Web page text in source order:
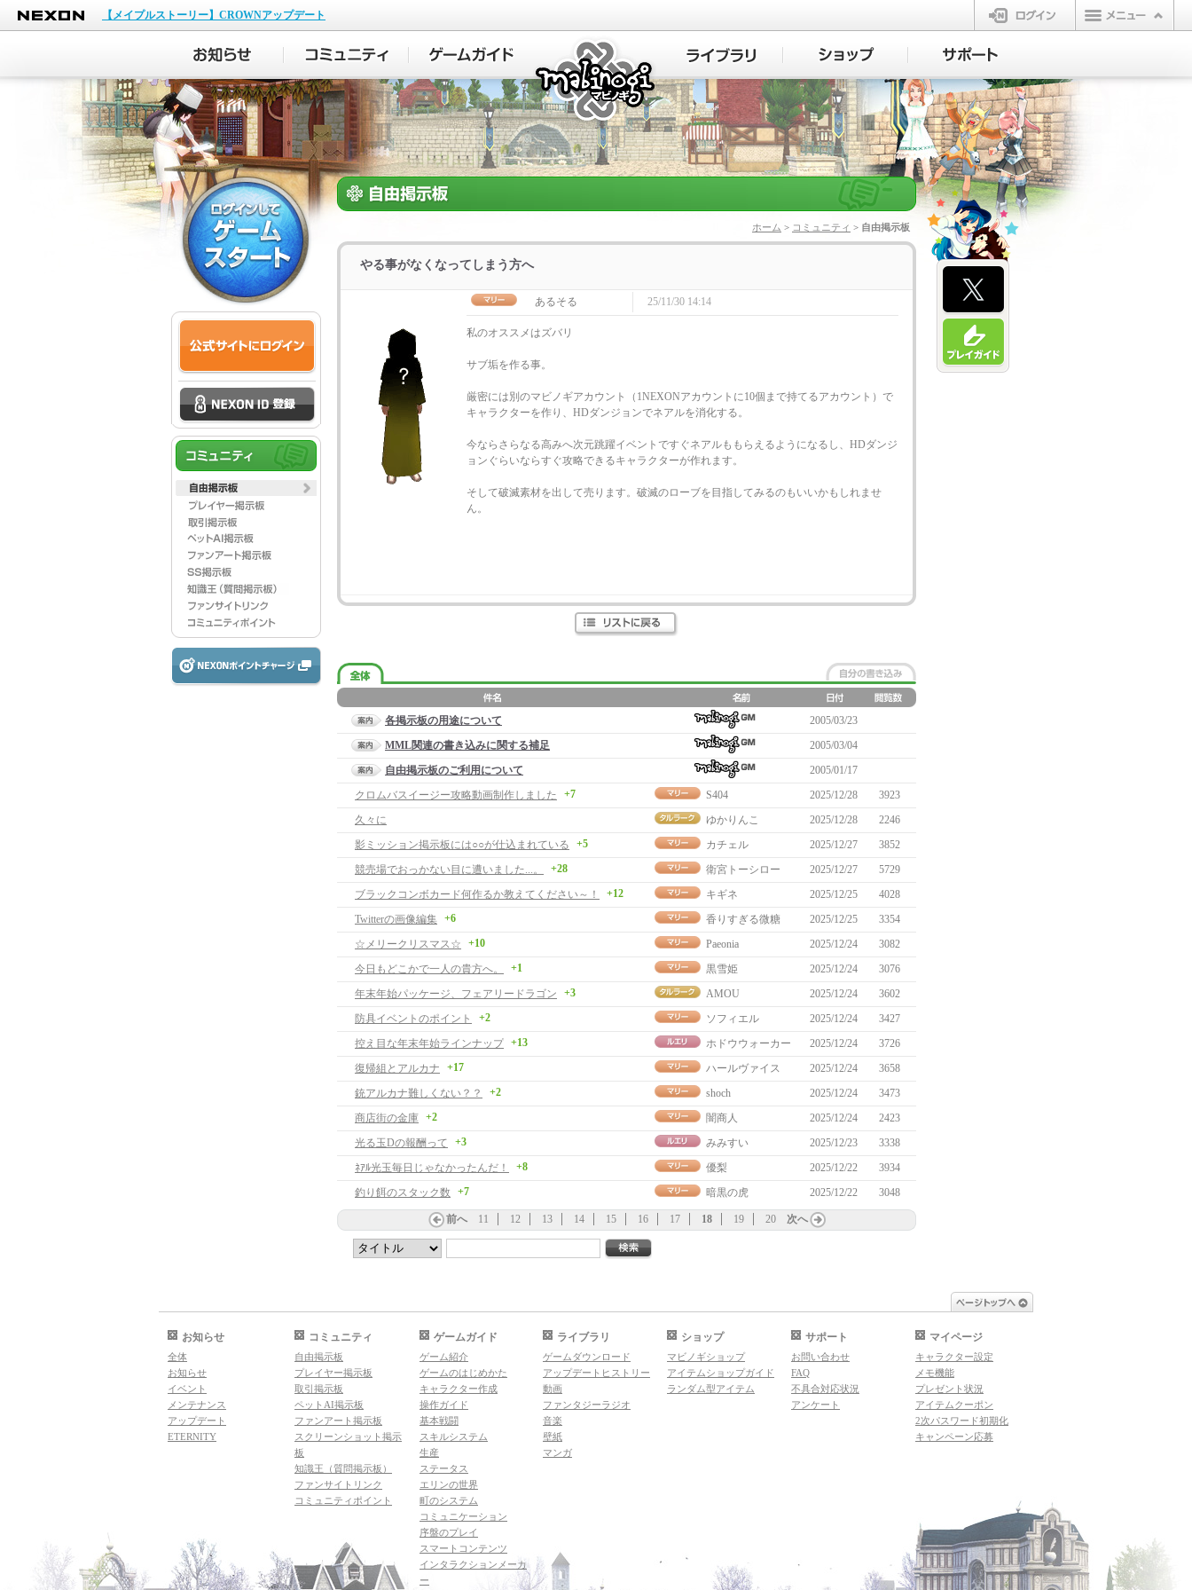
NEXON
【メイプルストーリー】CROWNアップデート
ログイン
マビノギ
ホーム > コミュニティ > 自由掲示板
やる事がなくなってしまう方へ
あるそる 25/11/30 14:14
私のオススメはズバリ
サブ垢を作る事。
厳密には別のマビノギアカウント（1NEXONアカウントに10個まで持てるアカウント）で
キャラクターを作り、HDダンジョンでネアルを消化する。
今ならさらなる高みへ次元跳躍イベントですぐネアルももらえるようになるし、HDダンジ
ョンぐらいならすぐ攻略できるキャラクターが作れます。
そして破滅素材を出して売ります。破滅のローブを目指してみるのもいいかもしれませ
ん。
各掲示板の用途について
2005/03/23
MML関連の書き込みに関する補足
2005/03/04
自由掲示板のご利用について
2005/01/17
クロムバスイージー攻略動画制作しました
+7 S404 2025/12/28
3923
久々に
ゆかりんこ 2025/12/28
2246
影ミッション掲示板には○○が仕込まれている
+5 カチェル 2025/12/27
3852
競売場でおっかない目に遭いました...。
+28 衛宮トーシロー 2025/12/27
5729
ブラックコンボカード何作るか教えてください～！
+12 キギネ 2025/12/25
4028
Twitterの画像編集 +6 香りすぎる微糖 2025/12/25
3354
☆メリークリスマス☆
+10 Paeonia 2025/12/24
3082
今日もどこかで一人の貴方へ。
+1 黒雪姫 2025/12/24
3076
年末年始パッケージ、フェアリードラゴン
+3 AMOU 2025/12/24
3602
防具イベントのポイント
+2 ソフィエル 2025/12/24
3427
控え目な年末年始ラインナップ +13 ホドウウォーカー 2025/12/24
3726
復帰組とアルカナ
+17 ハールヴァイス 2025/12/24
3658
銃アルカナ難しくない？？
+2 shoch 2025/12/24
3473
商店街の金庫 +2 闇商人 2025/12/24
2423
光る玉Dの報酬って
+3 みみすい 2025/12/23
3338
ﾈｱﾙ光玉毎日じゃなかったんだ！
+8 優梨 2025/12/22
3934
釣り餌のスタック数
+7 暗黒の虎 2025/12/22 3048
前へ 11 12 13 14 15 16 17 18 19 20 次へ
お知らせ
全体
お知らせ
イベント
メンテナンス
アップデート
ETERNITY
コミュニティ
自由掲示板
プレイヤー掲示板
取引掲示板
ペットAI掲示板
ファンアート掲示板
スクリーンショット掲示
板
知識王（質問掲示板）
ファンサイトリンク
コミュニティポイント
ゲームガイド
ゲーム紹介
ゲームのはじめかた
キャラクター作成
操作ガイド
基本戦闘
スキルシステム
生産
ステータス
エリンの世界
町のシステム
コミュニケーション
序盤のプレイ
スマートコンテンツ
インタラクションメーカ
ー
ライブラリ
ゲームダウンロード
アップデートヒストリー
動画
ファンタジーラジオ
音楽
壁紙
マンガ
ショップ
マビノギショップ
アイテムショップガイド
ランダム型アイテム
サポート
お問い合わせ
FAQ
不具合対応状況
アンケート
マイページ
キャラクター設定
メモ機能
プレゼント状況
アイテムクーポン
2次パスワード初期化
キャンペーン応募